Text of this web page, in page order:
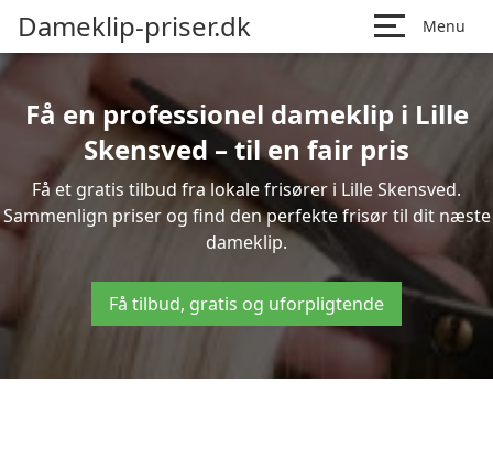
Dameklip-priser.dk Menu
Få en professionel dameklip i Lille
Skensved – til en fair pris
Få et gratis tilbud fra lokale frisører i Lille Skensved.
Sammenlign priser og find den perfekte frisør til dit næste
dameklip.
Få tilbud, gratis og uforpligtende